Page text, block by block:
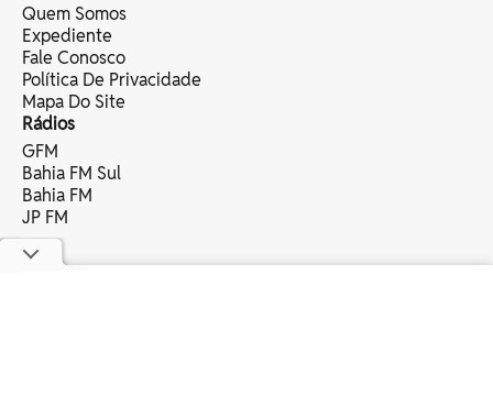
Quem Somos
Expediente
Fale Conosco
Política De Privacidade
Mapa Do Site
Rádios
GFM
Bahia FM Sul
Bahia FM
JP FM